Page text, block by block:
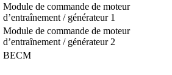
Module de commande de moteur
d’entraînement / générateur 1
Module de commande de moteur
d’entraînement / générateur 2
BECM